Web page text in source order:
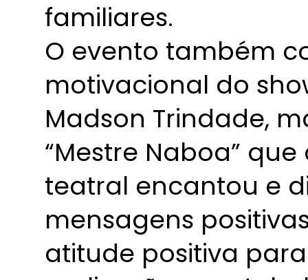
familiares.
O evento também
motivacional do
Madson Trindade,
“Mestre Naboa”
teatral encantou e
mensagens
atitude positiva